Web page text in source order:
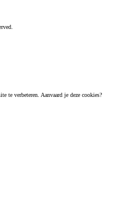
te verbeteren. Aanvaard je deze cookies?